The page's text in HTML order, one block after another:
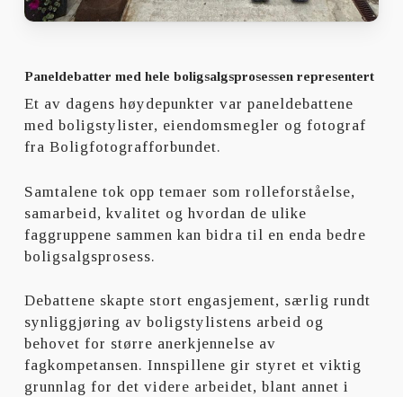
Paneldebatter med hele boligsalgsprosessen representert
Et av dagens høydepunkter var paneldebattene
med boligstylister, eiendomsmegler og fotograf
fra Boligfotografforbundet.
Samtalene tok opp temaer som rolleforståelse,
samarbeid, kvalitet og hvordan de ulike
faggruppene sammen kan bidra til en enda bedre
boligsalgsprosess.
Debattene skapte stort engasjement, særlig rundt
synliggjøring av boligstylistens arbeid og
behovet for større anerkjennelse av
fagkompetansen. Innspillene gir styret et viktig
grunnlag for det videre arbeidet, blant annet i